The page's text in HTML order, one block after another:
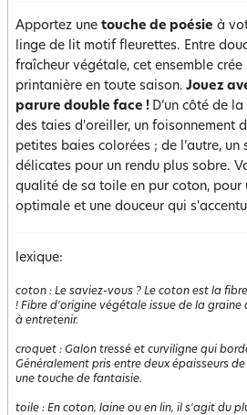
Apportez une touche de poésie à
linge de lit motif fleurettes. Entre
fraîcheur végétale, cet ensemble
printanière en toute saison. Jouez
parure double face ! D’un côté de
des taies d'oreiller, un foisonnement
petites baies colorées ; de l’autre, un
délicates pour un rendu plus sobre.
qualité de sa toile en pur coton, pour
optimale et une douceur qui
lexique:
coton : Le saviez-vous ? Le coton est la
! Fibre d'origine végétale issue de la graine
à entretenir.
croquet : Galon tressé et curviligne qui
Généralement pris entre deux épaisseurs
une touche de fantaisie.
toile : En coton, laine ou en lin, il s'agit du